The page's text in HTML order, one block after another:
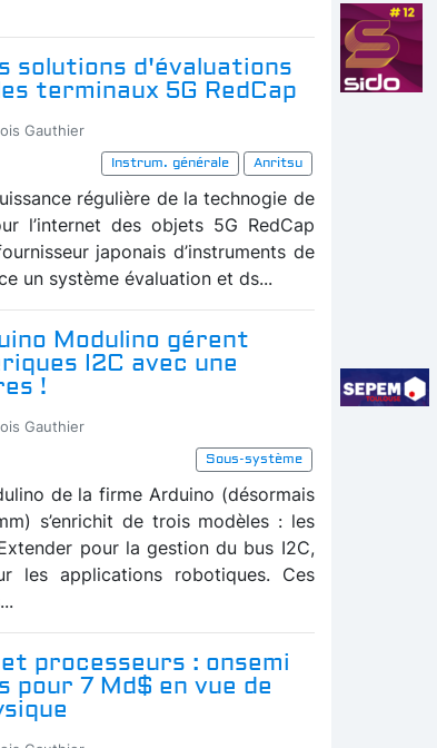
solutions d'évaluations
terminaux 5G RedCap
Gauthier
Instrum. générale
Anritsu
régulière de la technogie de
l’internet des objets 5G RedCap
japonais d’instruments de
un système évaluation et ds...
Modulino gérent
I2C avec une
!
Gauthier
Sous-système
de la firme Arduino (désormais
s’enrichit de trois modèles : les
pour la gestion du bus I2C,
les applications robotiques. Ces
processeurs : onsemi
7 Md$ en vue de